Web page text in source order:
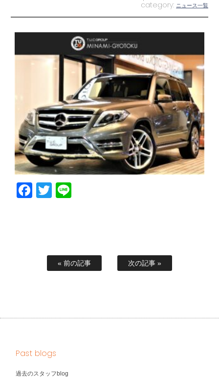
category: ニュース一覧
Facebook
Twitter
« 前の記事 次の記事 »
Past blogs
過去のスタッフblog